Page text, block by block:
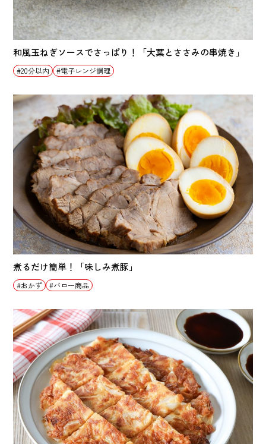
和風玉ねぎソースでさっぱり！「大葉とささみの串焼き」
20分以内 電子レンジ調理
煮るだけ簡単！「味しみ煮豚」
おかず バロー商品